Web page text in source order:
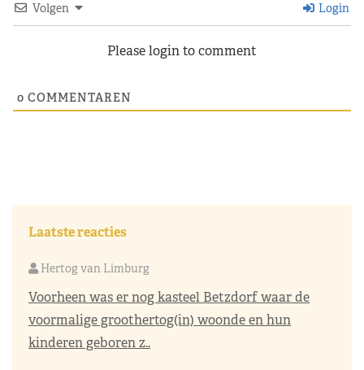
Volgen Login
Please login to comment
0 COMMENTAREN
Laatste reacties
Hertog van Limburg
Voorheen was er nog kasteel Betzdorf waar de
voormalige groothertog(in) woonde en hun
kinderen geboren z..